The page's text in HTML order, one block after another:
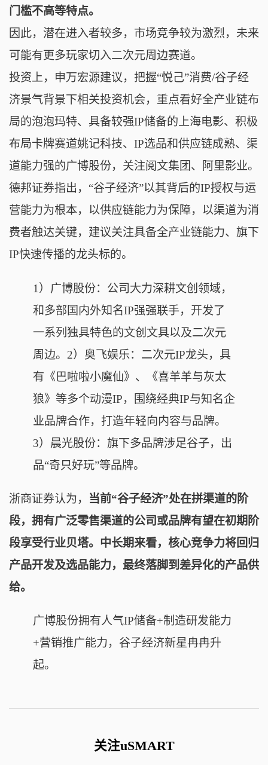
门槛不高等特点。
因此，潜在进入者较多，市场竞争较为激烈，未来
可能有更多玩家切入二次元周边赛道。
投资上，申万宏源建议，把握“悦己”消费/谷子经
济景气背景下相关投资机会，重点看好全产业链布
局的泡泡玛特、具备较强IP储备的上海电影、积极
布局卡牌赛道姚记科技、IP选品和供应链成熟、渠
道能力强的广博股份，关注阅文集团、阿里影业。
德邦证券指出，“谷子经济”以其背后的IP授权与运
营能力为根本，以供应链能力为保障，以渠道为消
费者触达关键，建议关注具备全产业链能力、旗下
IP快速传播的龙头标的。
1）广博股份：公司大力深耕文创领域，
和多部国内外知名IP强强联手，开发了
一系列独具特色的文创文具以及二次元
周边。2）奥飞娱乐：二次元IP龙头，具
有《巴啦啦小魔仙》、《喜羊羊与灰太
狼》等多个动漫IP，围绕经典IP与知名企
业品牌合作，打造年轻向内容与品牌。
3）晨光股份：旗下多品牌涉足谷子，出
品“奇只好玩”等品牌。
浙商证券认为， 当前“谷子经济”处在拼渠道的阶
段，拥有广泛零售渠道的公司或品牌有望在初期阶
段享受行业贝塔。中长期来看，核心竞争力将回归
产品开发及选品能力，最终落脚到差异化的产品供
给。
广博股份拥有人气IP储备+制造研发能力
+营销推广能力，谷子经济新星冉冉升
起。
关注uSMART